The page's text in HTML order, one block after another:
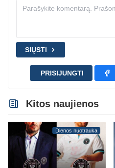
SIŲSTI
PRISIJUNGTI
Kitos naujienos
Dienos nuotrauka